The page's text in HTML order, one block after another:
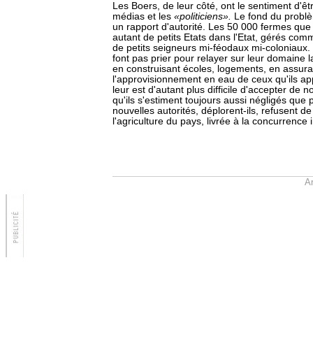
Les Boers, de leur côté, ont le sentiment
médias et les «politiciens». Le fond du
un rapport d'autorité. Les 50 000 fermes
autant de petits Etats dans l'Etat, gérés
de petits seigneurs mi-féodaux mi-
font pas prier pour relayer sur leur domaine
en construisant écoles, logements, en
l'approvisionnement en eau de ceux qu'ils
leur est d'autant plus difficile d'accepter de
qu'ils s'estiment toujours aussi négligés que
nouvelles autorités, déplorent-ils, refusent
l'agriculture du pays, livrée à la concurrence